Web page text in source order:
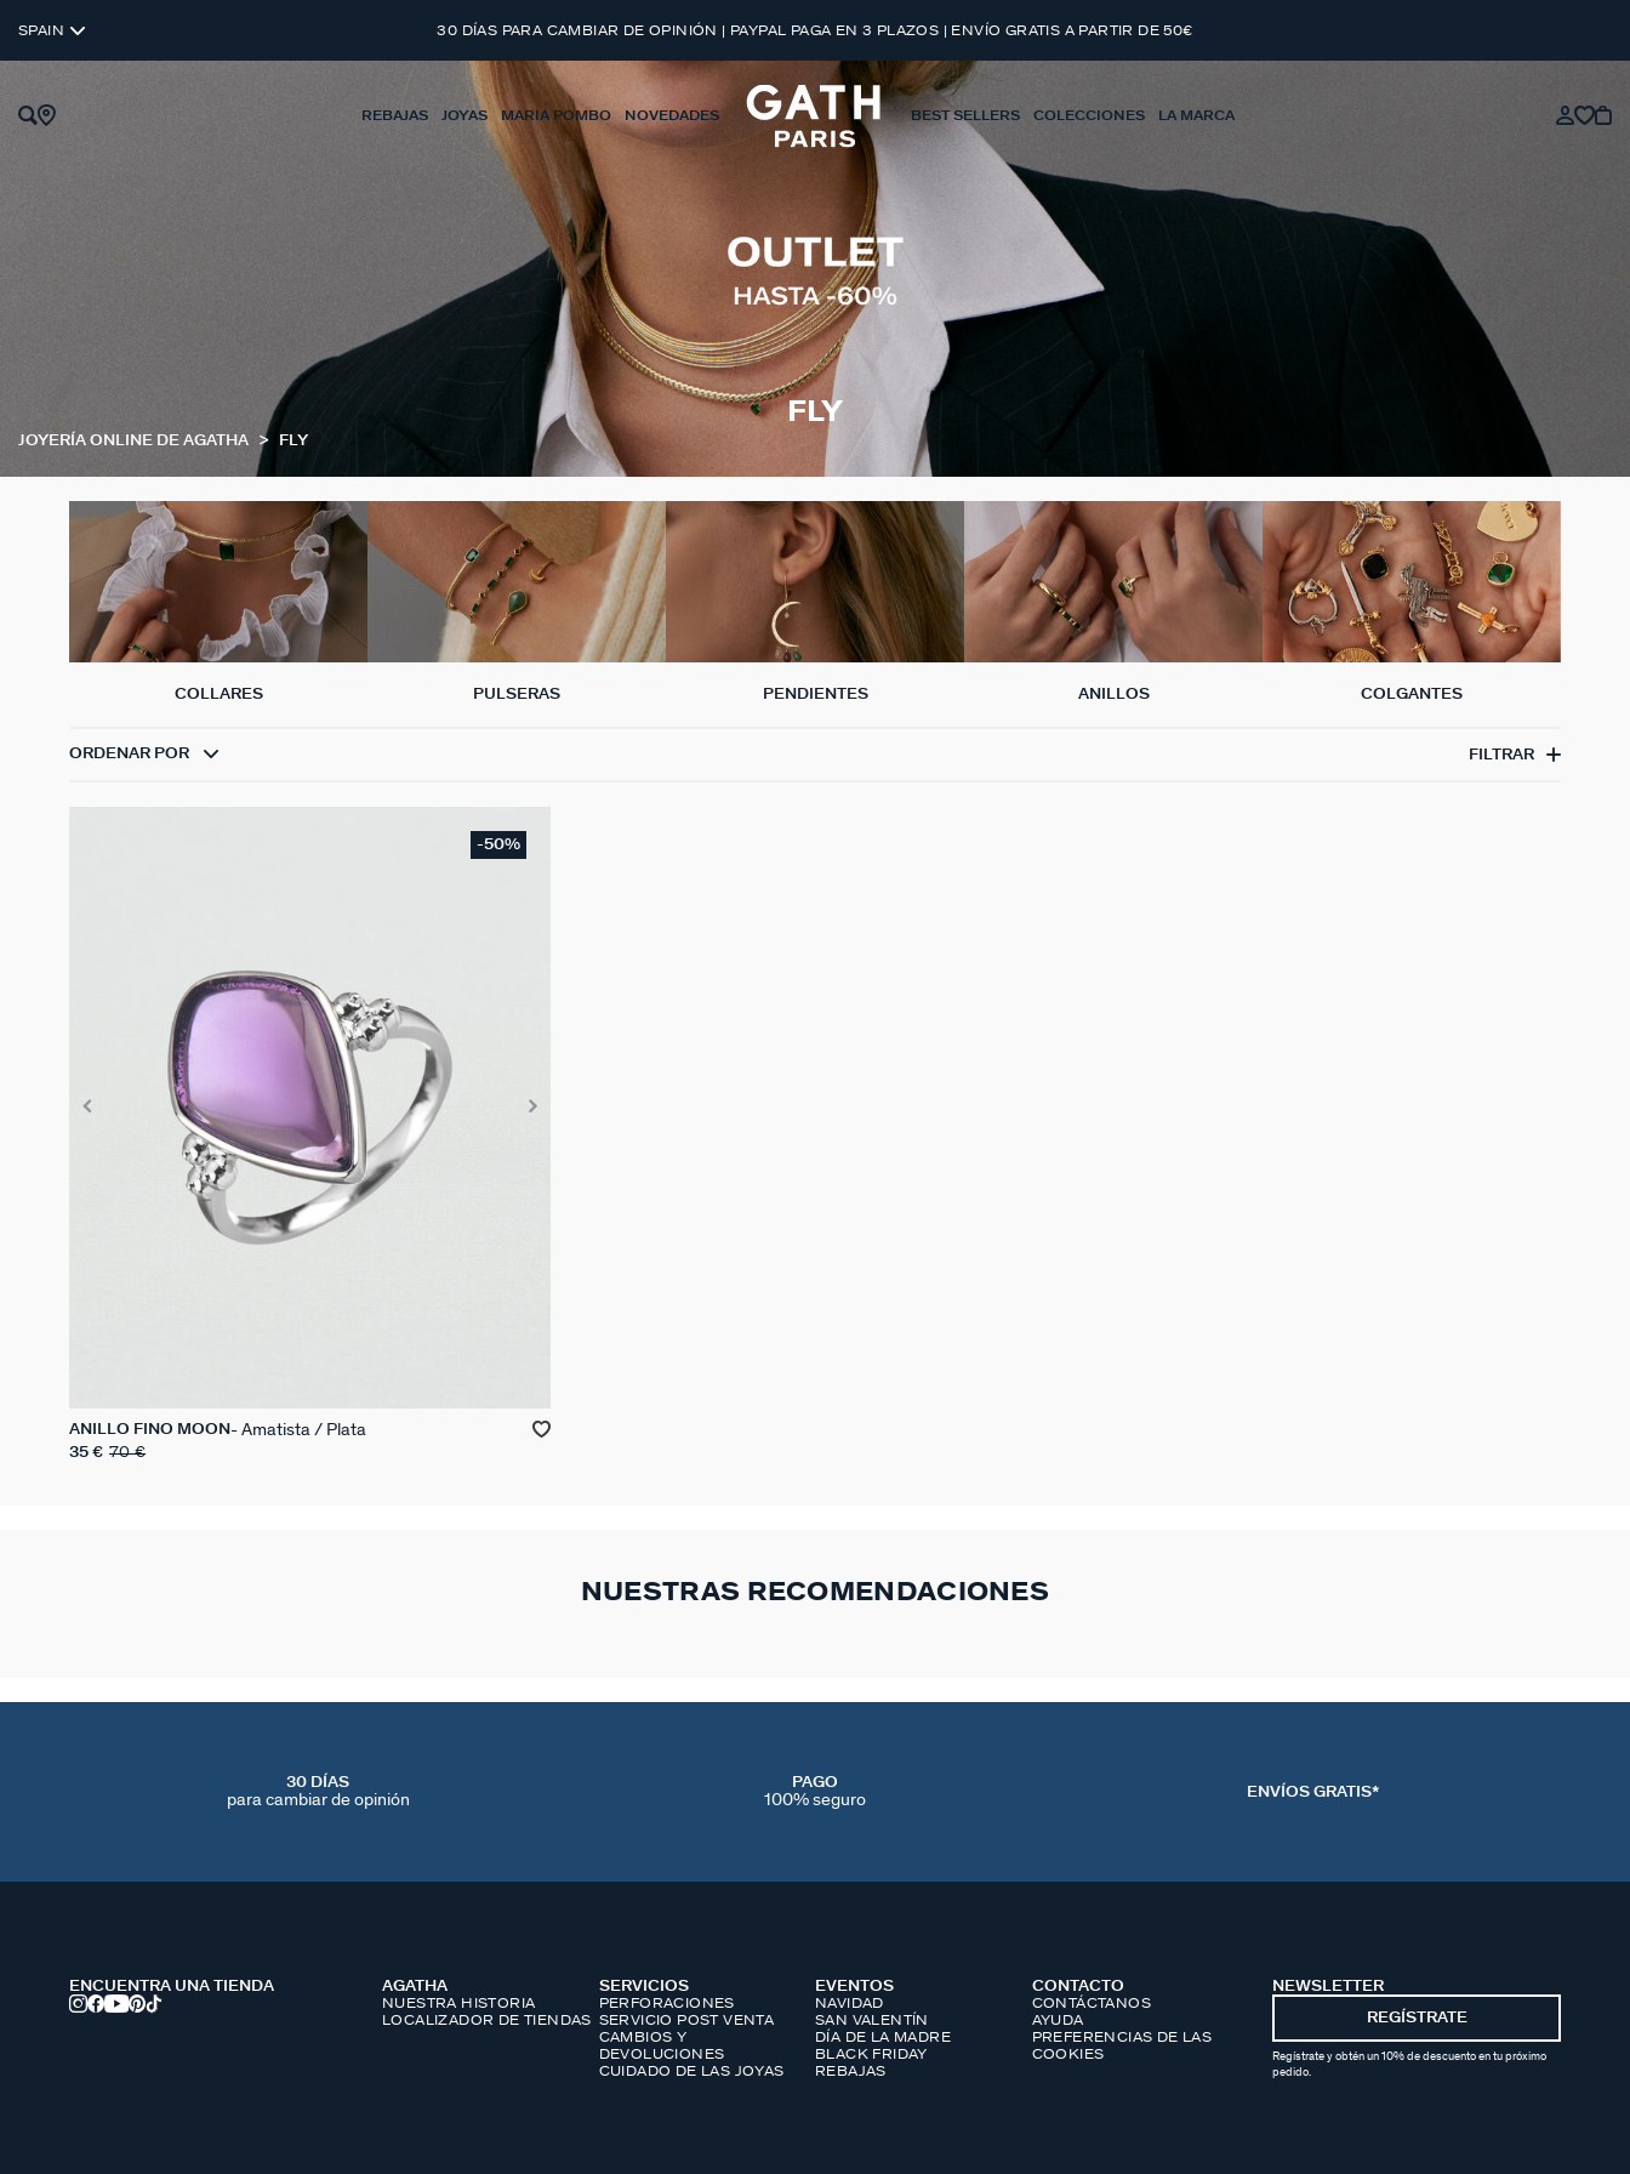
SPAIN 30 DÍAS PARA CAMBIAR DE OPINIÓN | PAYPAL PAGA EN 3 PLAZOS | ENVÍO GRATIS A PARTIR DE 50€
REBAJAS JOYAS MARIA POMBO NOVEDADES BEST SELLERS COLECCIONES LA MARCA
FLY
COLLARES PULSERAS PENDIENTES ANILLOS COLGANTES
JOYERÍA ONLINE DE AGATHA FLY
ORDENAR POR FILTRAR
-50%
ANILLO FINO MOON Amatista / Plata
35 € 70 €
NUESTRAS RECOMENDACIONES
30 DÍAS
para cambiar de opinión
PAGO
100% seguro ENVÍOS GRATIS*
NEWSLETTER
REGÍSTRATE
Regístrate y obtén un 10% de descuento en tu próximo
pedido.
AGATHA
NUESTRA HISTORIA
LOCALIZADOR DE TIENDAS
SERVICIOS
PERFORACIONES
SERVICIO POST VENTA
CAMBIOS Y
DEVOLUCIONES
CUIDADO DE LAS JOYAS
EVENTOS
NAVIDAD
SAN VALENTÍN
DÍA DE LA MADRE
BLACK FRIDAY
REBAJAS
CONTACTO
CONTÁCTANOS
AYUDA
PREFERENCIAS DE LAS
COOKIES
ENCUENTRA UNA TIENDA